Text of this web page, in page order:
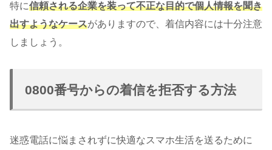
特に信頼される企業を装って不正な目的で個人情報を聞き
出すようなケースがありますので、着信内容には十分注意
しましょう。
0800番号からの着信を拒否する方法
迷惑電話に悩まされずに快適なスマホ生活を送るために